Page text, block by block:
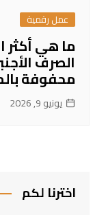
عمل رقمية
ما هي
الصرف
محفوفة
يونيو 9, 2026
اخترنا لكم